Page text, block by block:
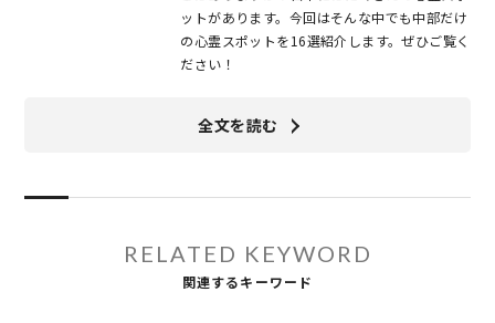
ットがあります。今回はそんな中でも中部だけ
の心霊スポットを16選紹介します。ぜひご覧く
ださい！
全文を読む
RELATED KEYWORD
関連するキーワード